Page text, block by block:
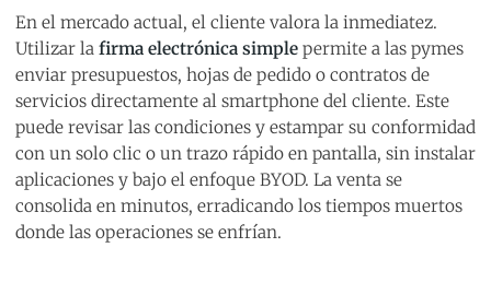
En el mercado actual, el cliente valora la inmediatez.
Utilizar la firma electrónica simple permite a las pymes
enviar presupuestos, hojas de pedido o contratos de
servicios directamente al smartphone del cliente. Este
puede revisar las condiciones y estampar su conformidad
con un solo clic o un trazo rápido en pantalla, sin instalar
aplicaciones y bajo el enfoque BYOD. La venta se
consolida en minutos, erradicando los tiempos muertos
donde las operaciones se enfrían.